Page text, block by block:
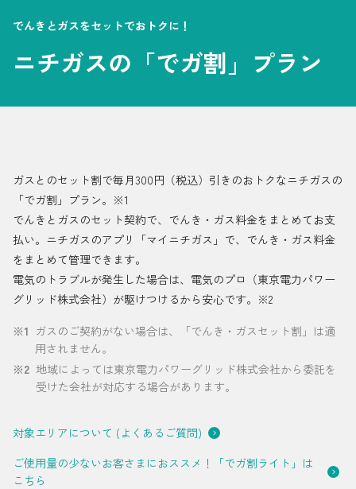
料金
都市ガス＋でんき
でガ割のご案内
料金
シミュレーション
お申し込み一覧
LPガス
ガス料金
シミュレーション
サステナビリテ
ィ
企業情報
お問い合わせ先
でんきとガスをセットでおトクに！
ニチガスの「でガ割」プラン
ガスとのセット割で毎月300円（税込）引きのおトクなニチガスの
「でガ割」プラン。※1
でんきとガスのセット契約で、でんき・ガス料金をまとめてお支
払い。ニチガスのアプリ「マイニチガス」で、でんき・ガス料金
をまとめて管理できます。
電気のトラブルが発生した場合は、電気のプロ（東京電力パワー
グリッド株式会社）が駆けつけるから安心です。※2
※1 ガスのご契約がない場合は、「でんき・ガスセット割」は適
用されません。
※2 地域によっては東京電力パワーグリッド株式会社から委託を
受けた会社が対応する場合があります。
対象エリアについて (よくあるご質問)
ご使用量の少ないお客さまにおススメ！「でガ割ライト」は
こちら